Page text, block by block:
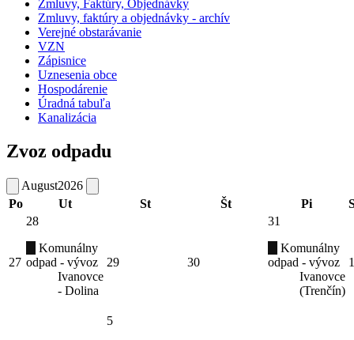
Zmluvy, Faktúry, Objednávky
Zmluvy, faktúry a objednávky - archív
Verejné obstarávanie
VZN
Zápisnice
Uznesenia obce
Hospodárenie
Úradná tabuľa
Kanalizácia
Zvoz odpadu
August2026
Po
Ut St Št Pi
27
28
Komunálny
odpad - vývoz
Ivanovce
- Dolina
29 30
31
Komunálny
odpad - vývoz
Ivanovce
(Trenčín)
1
5